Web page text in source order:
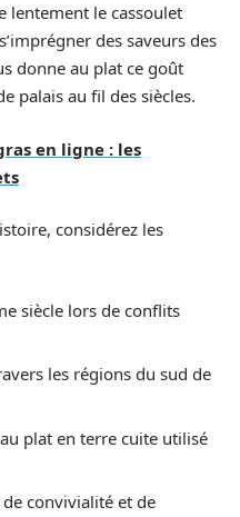
lentement le cassoulet
des saveurs des
donne au plat ce goût
palais au fil des siècles.
en ligne : les
considérez les
siècle lors de conflits
les régions du sud de
plat en terre cuite utilisé
convivialité et de